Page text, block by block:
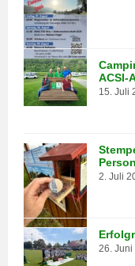
ACSI-
15. Juli
2. Juli
26. Juni